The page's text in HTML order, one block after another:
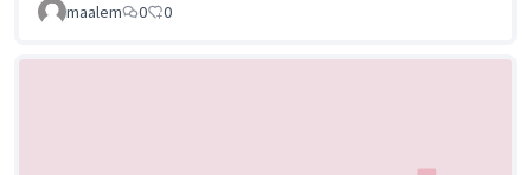
maalem 0 0